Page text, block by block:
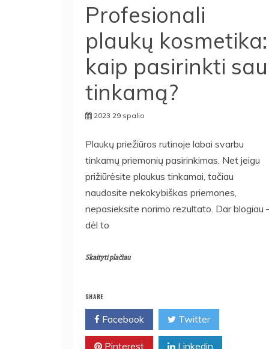
Profesionali
plaukų kosmetika:
kaip pasirinkti sau
tinkamą?
2023 29 spalio
Plaukų priežiūros rutinoje labai svarbu
tinkamų priemonių pasirinkimas. Net jeigu
prižiūrėsite plaukus tinkamai, tačiau
naudosite nekokybiškas priemones,
nepasieksite norimo rezultato. Dar blogiau
dėl to
Skaityti plačiau
SHARE
Facebook Twitter
Pinterest Linkedin